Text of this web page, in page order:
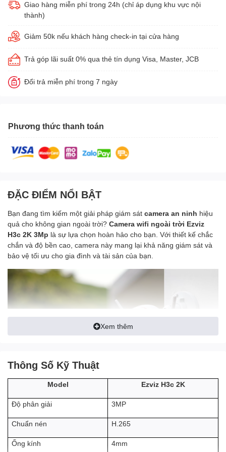
Giao hàng miễn phí trong 24h (chỉ áp dụng khu vực nội
thành)
Giảm 50k nếu khách hàng check-in tại cửa hàng
Trả góp lãi suất 0% qua thẻ tín dụng Visa, Master, JCB
Đổi trả miễn phí trong 7 ngày
Phương thức thanh toán
ĐẶC ĐIỂM NỔI BẬT
Bạn đang tìm kiếm một giải pháp giám sát camera an ninh hiệu
quả cho không gian ngoài trời? Camera wifi ngoài trời Ezviz
H3c 2K 3Mp là sự lựa chọn hoàn hảo cho bạn. Với thiết kế chắc
chắn và độ bền cao, camera này mang lại khả năng giám sát và
bảo vệ tối ưu cho gia đình và tài sản của bạn.
Camera wifi ngoài trời Ezviz H3c 3Mp 2K (CS-H3c-R100-
thiết kế ống kính có độ phân giải 2K 3Mp cho hình ảnh rõ ràng,
được trang bị nhiều tính năng hiện đại có thể phát hiện hình dáng
con người bằng công nghệ AI nhanh chóng, cùng với có thể nhận
biết phát cử chỉ thông minh.
Camera wifi không dây H3c 3Mp
có
Xem thêm
Thông Số Kỹ Thuật
Model Ezviz H3c 2K
Độ phân giải 3MP
Chuẩn nén H.265
Ống kính 4mm